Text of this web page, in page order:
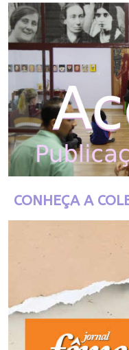
CONHEÇA A